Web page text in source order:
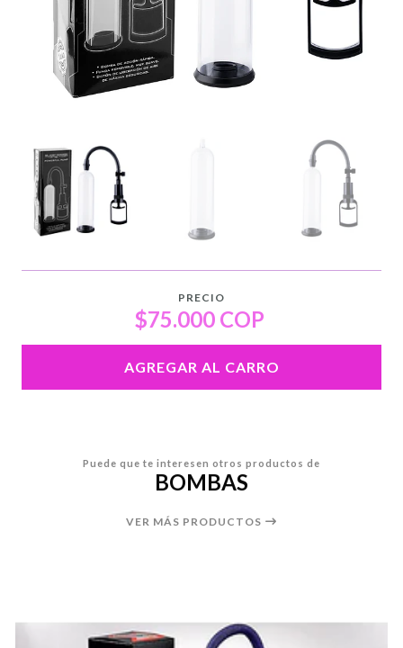
PRECIO
$75.000 COP
AGREGAR AL CARRO
Puede que te interesen otros productos de
BOMBAS
VER MÁS PRODUCTOS